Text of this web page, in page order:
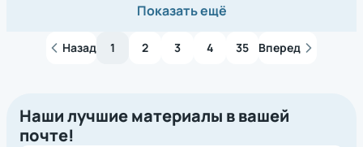
Показать ещё
Назад 1 2 3 4 35 Вперед
Наши лучшие материалы в вашей
почте!